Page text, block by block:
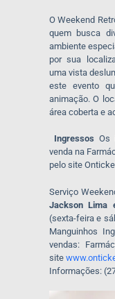
O Weekend
quem busca
ambiente
por sua
uma vista
este evento
animação. O
área coberta e
Ingressos Os
venda na
pelo site
Serviço
Jackson Lima
(sexta-feira e
Manguinhos
vendas:
site
Informações: